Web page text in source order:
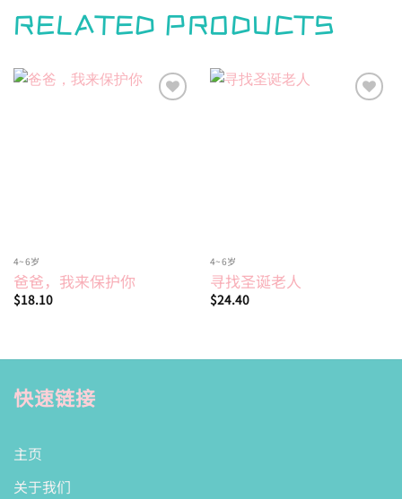
RELATED PRODUCTS
4~6岁
爸爸，我来保护你
$18.10
4~6岁
寻找圣诞老人
$24.40
快速链接
主页
关于我们